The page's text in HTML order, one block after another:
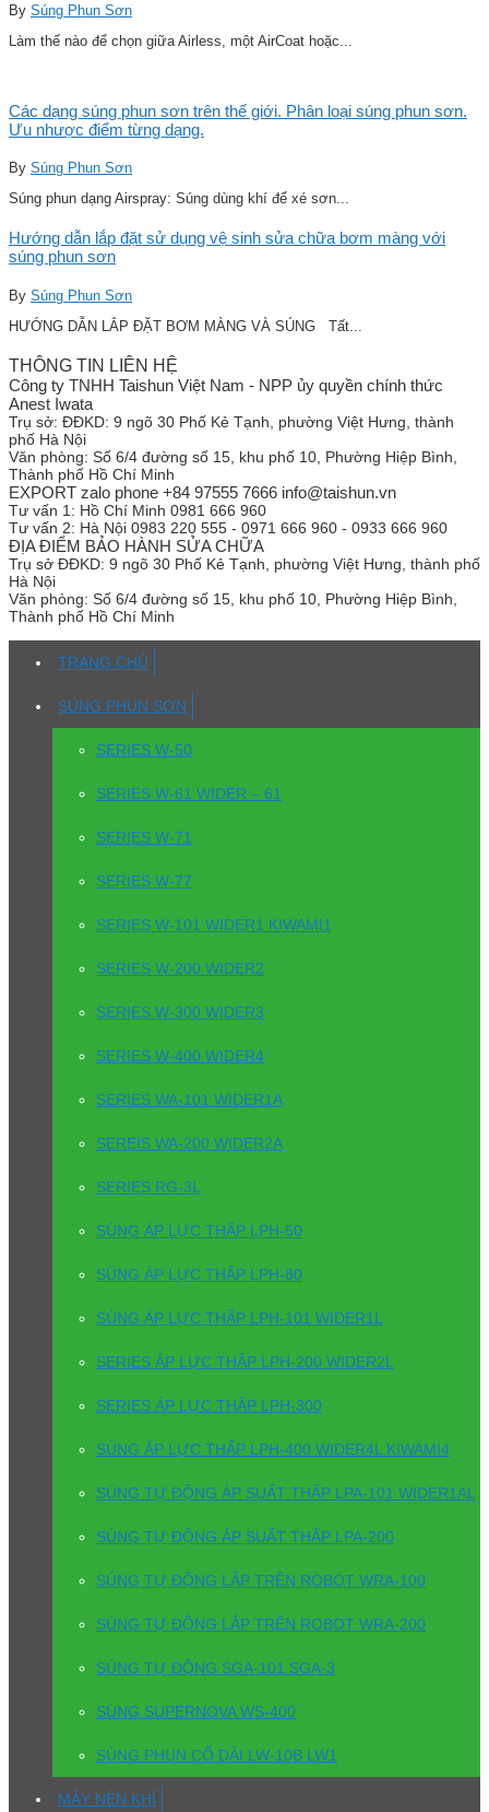
By Súng Phun Sơn
Làm thế nào để chọn giữa Airless, một AirCoat hoặc...
Các dạng súng phun sơn trên thế giới. Phân loại súng phun sơn.
Ưu nhược điểm từng dạng.
By Súng Phun Sơn
Súng phun dạng Airspray: Súng dùng khí để xé sơn...
Hướng dẫn lắp đặt sử dụng vệ sinh sửa chữa bơm màng với
súng phun sơn
By Súng Phun Sơn
HƯỚNG DẪN LẮP ĐẶT BƠM MÀNG VÀ SÚNG Tất...
THÔNG TIN LIÊN HỆ
Công ty TNHH Taishun Việt Nam - NPP ủy quyền chính thức
Anest Iwata
Trụ sở: ĐĐKD: 9 ngõ 30 Phố Kẻ Tạnh, phường Việt Hưng, thành
phố Hà Nội
Văn phòng: Số 6/4 đường số 15, khu phố 10, Phường Hiệp Bình,
Thành phố Hồ Chí Minh
EXPORT zalo phone +84 97555 7666 info@taishun.vn
Tư vấn 1: Hồ Chí Minh 0981 666 960
Tư vấn 2: Hà Nội 0983 220 555 - 0971 666 960 - 0933 666 960
ĐỊA ĐIỂM BẢO HÀNH SỬA CHỮA
Trụ sở ĐĐKD: 9 ngõ 30 Phố Kẻ Tạnh, phường Việt Hưng, thành phố
Hà Nội
Văn phòng: Số 6/4 đường số 15, khu phố 10, Phường Hiệp Bình,
Thành phố Hồ Chí Minh
TRANG CHỦ
SÚNG PHUN SƠN
SERIES W-50
SERIES W-61 WIDER – 61
SERIES W-71
SERIES W-77
SERIES W-101 WIDER1 KIWAMI1
SERIES W-200 WIDER2
SERIES W-300 WIDER3
SERIES W-400 WIDER4
SERIES WA-101 WIDER1A
SEREIS WA-200 WIDER2A
SERIES RG-3L
SÚNG ÁP LỰC THẤP LPH-50
SÚNG ÁP LỰC THẤP LPH-80
SÚNG ÁP LỰC THẤP LPH-101 WIDER1L
SERIES ÁP LỰC THẤP LPH-200 WIDER2L
SERIES ÁP LỰC THẤP LPH-300
SÚNG ÁP LỰC THẤP LPH-400 WIDER4L KIWAMI4
SÚNG TỰ ĐỘNG ÁP SUẤT THẤP LPA-101 WIDER1AL
SÚNG TỰ ĐỘNG ÁP SUẤT THẤP LPA-200
SÚNG TỰ ĐỘNG LẮP TRÊN ROBOT WRA-100
SÚNG TỰ ĐỘNG LẮP TRÊN ROBOT WRA-200
SÚNG TỰ ĐỘNG SGA-101 SGA-3
SÚNG SUPERNOVA WS-400
SÚNG PHUN CỔ DÀI LW-10B LW1
MÁY NÉN KHÍ